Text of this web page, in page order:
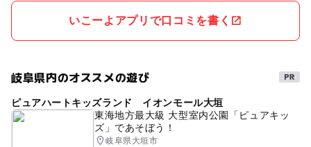
いこーよアプリで口コミを書く
岐阜県内のオススメの遊び
ピュアハートキッズランド イオンモール大垣
東海地方最大級 大型室内公園「ピュアキッ
ズ」であそぼう！
岐阜県大垣市